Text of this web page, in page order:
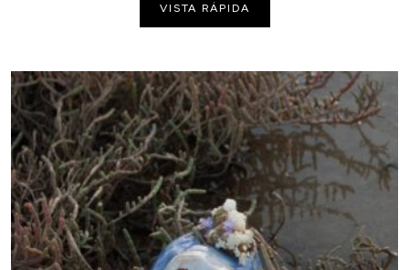
VISTA RÁPIDA